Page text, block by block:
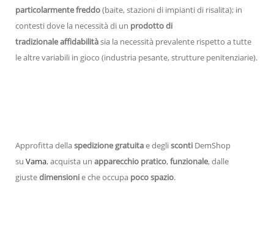
particolarmente freddo(baite, stazioni di impianti di risalita); in
contesti dove la necessità di un prodotto di
tradizionaleaffidabilitàsia la necessità prevalente rispetto a tutte
le altre variabili in gioco (industria pesante, strutture penitenziarie).
Approfitta dellaspedizione gratuitae deglisconti DemShop
su Vama, acquista un apparecchio pratico,funzionale, dalle
giustedimensionie che occupa poco spazio.